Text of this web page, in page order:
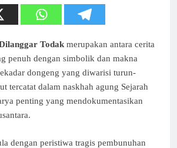
Todak merupakan antara cerita
penuh dengan simbolik dan makna
dongeng yang diwarisi turun-
tercatat dalam naskhah agung Sejarah
penting yang mendokumentasikan
dengan peristiwa tragis pembunuhan